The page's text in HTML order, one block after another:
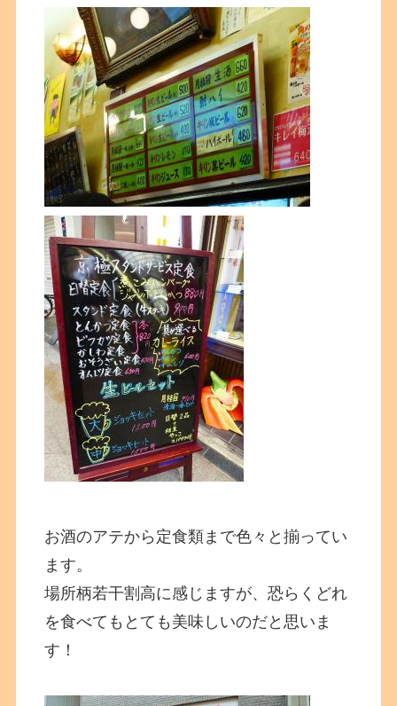
お酒のアテから定食類まで色々と揃ってい
ます。
場所柄若干割高に感じますが、恐らくどれ
を食べてもとても美味しいのだと思いま
す！